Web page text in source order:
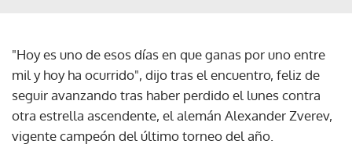
"Hoy es uno de esos días en que ganas por uno entre
mil y hoy ha ocurrido", dijo tras el encuentro, feliz de
seguir avanzando tras haber perdido el lunes contra
otra estrella ascendente, el alemán Alexander Zverev,
vigente campeón del último torneo del año.